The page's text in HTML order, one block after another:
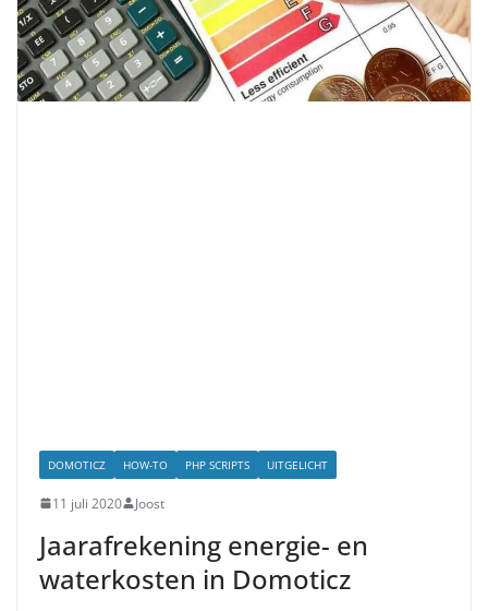
DOMOTICZ HOW-TO PHP SCRIPTS UITGELICHT
11 juli 2020 Joost
Jaarafrekening energie- en
waterkosten in Domoticz